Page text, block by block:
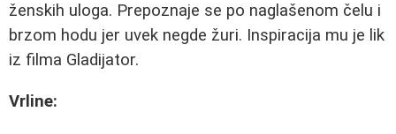
ženskih uloga. Prepoznaje se po naglašenom čelu i
brzom hodu jer uvek negde žuri. Inspiracija mu je lik
iz filma Gladijator.
Vrline: